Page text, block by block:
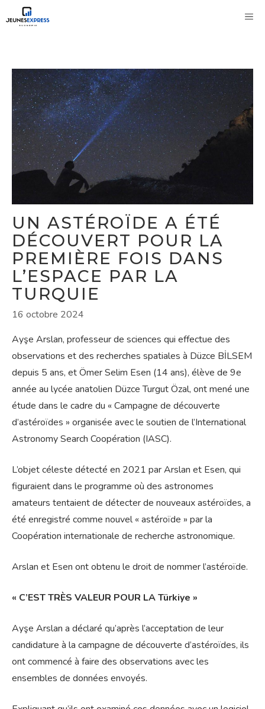
au
UN ASTÉROÏDE A ÉTÉ
DÉCOUVERT POUR LA
PREMIÈRE FOIS DANS
L’ESPACE PAR LA
TURQUIE
16 octobre 2024
Ayşe Arslan, professeur de sciences qui effectue des
observations et des recherches spatiales à Düzce BİLSEM
depuis 5 ans, et Ömer Selim Esen (14 ans), élève de 9e
année au lycée anatolien Düzce Turgut Özal, ont mené une
étude dans le cadre du « Campagne de découverte
d’astéroïdes » organisée avec le soutien de l’International
Astronomy Search Coopération (IASC).
L’objet céleste détecté en 2021 par Arslan et Esen, qui
figuraient dans le programme où des astronomes
amateurs tentaient de détecter de nouveaux astéroïdes, a
été enregistré comme nouvel « astéroïde » par la
Coopération internationale de recherche astronomique.
Arslan et Esen ont obtenu le droit de nommer l’astéroïde.
« C’EST TRÈS VALEUR POUR LA Türkiye »
Ayşe Arslan a déclaré qu’après l’acceptation de leur
candidature à la campagne de découverte d’astéroïdes, ils
ont commencé à faire des observations avec les
ensembles de données envoyés.